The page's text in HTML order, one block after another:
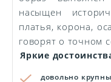
насыщен
платья, корона,
говорят о точном
Яркие
довольно